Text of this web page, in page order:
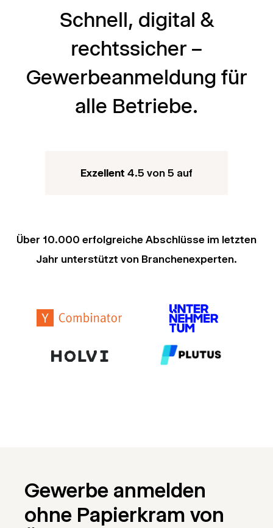
Schnell, digital &
rechtssicher –
Gewerbeanmeldung für
alle Betriebe.
Exzellent 4.5 von 5 auf
Über 10.000 erfolgreiche Abschlüsse im letzten
Jahr unterstützt von Branchenexperten.
Gewerbe anmelden
ohne Papierkram von